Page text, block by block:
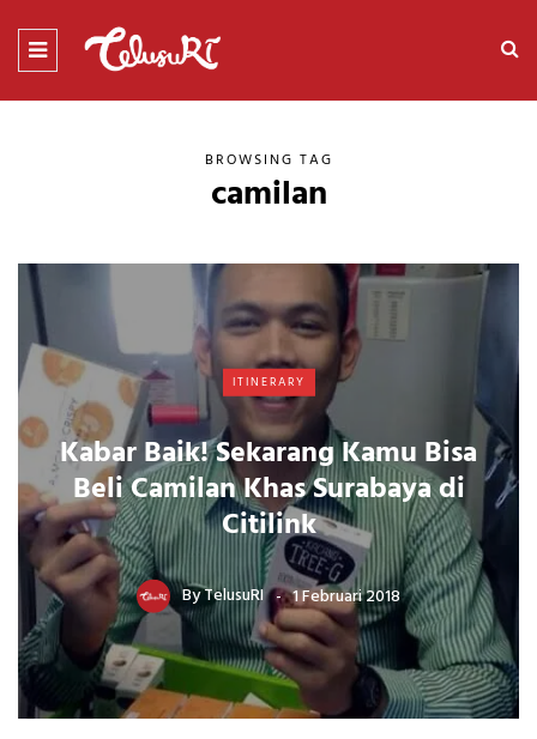
BROWSING TAG
camilan
ITINERARY
Kabar Baik! Sekarang Kamu Bisa
Beli Camilan Khas Surabaya di
Citilink
ByTelusuRI 1 Februari 2018